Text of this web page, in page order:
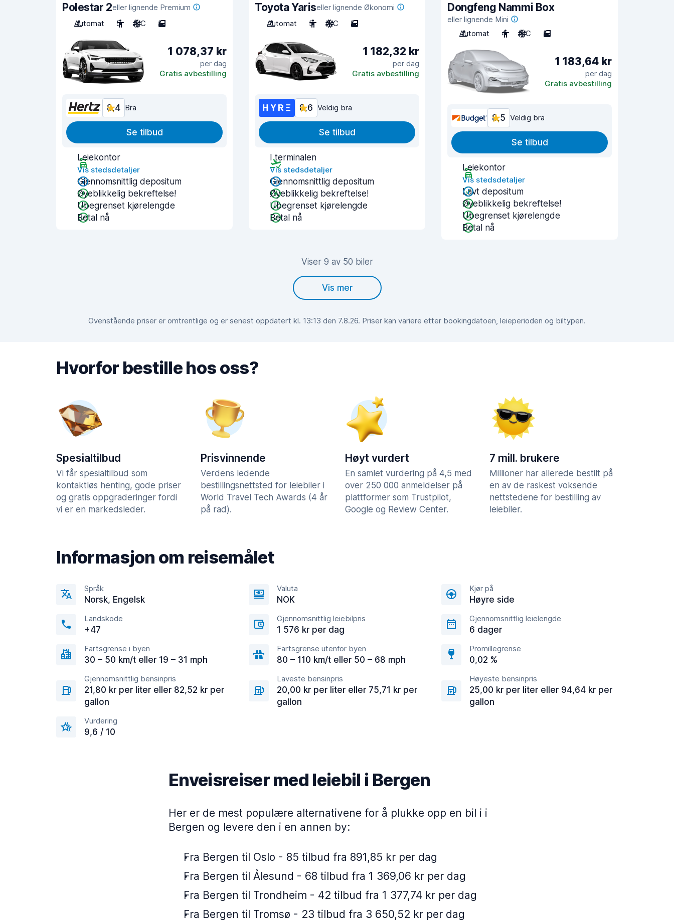
Polestar 2eller lignende Premium
Automat
5 A/C 5
1 078,37 kr
per dag
Gratis avbestilling
8,4 Bra
Se tilbud
Leiekontor
Vis stedsdetaljer
Gjennomsnittlig depositum
Øyeblikkelig bekreftelse!
Ubegrenset kjørelengde
Betal nå
Toyota Yariseller lignende Økonomi
Automat
5 A/C 5
1 182,32 kr
per dag
Gratis avbestilling
8,6 Veldig bra
Se tilbud
I terminalen
Vis stedsdetaljer
Gjennomsnittlig depositum
Øyeblikkelig bekreftelse!
Ubegrenset kjørelengde
Betal nå
Dongfeng Nammi Box
eller lignende Mini
Automat
4 A/C 5
1 183,64 kr
per dag
Gratis avbestilling
8,5 Veldig bra
Se tilbud
Leiekontor
Vis stedsdetaljer
Lavt depositum
Øyeblikkelig bekreftelse!
Ubegrenset kjørelengde
Betal nå
Viser 9 av 50 biler
Vis mer
Ovenstående priser er omtrentlige og er senest oppdatert kl. 13:13 den 7.8.26. Priser kan variere etter bookingdatoen, leieperioden og biltypen.
Hvorfor bestille hos oss?
Spesialtilbud
Vi får spesialtilbud som
kontaktløs henting, gode priser
og gratis oppgraderinger fordi
vi er en markedsleder.
Prisvinnende
Verdens ledende
bestillingsnettsted for leiebiler i
World Travel Tech Awards (4 år
på rad).
Høyt vurdert
En samlet vurdering på 4,5 med
over 250 000 anmeldelser på
plattformer som Trustpilot,
Google og Review Center.
7 mill. brukere
Millioner har allerede bestilt på
en av de raskest voksende
nettstedene for bestilling av
leiebiler.
Informasjon om reisemålet
Språk
Norsk, Engelsk
Valuta
NOK
Kjør på
Høyre side
Landskode
+47
Gjennomsnittlig leiebilpris
1 576 kr per dag
Gjennomsnittlig leielengde
6 dager
Fartsgrense i byen
30 – 50 km/t eller 19 – 31 mph
Fartsgrense utenfor byen
80 – 110 km/t eller 50 – 68 mph
Promillegrense
0,02 %
Gjennomsnittlig bensinpris
21,80 kr per liter eller 82,52 kr per
gallon
Laveste bensinpris
20,00 kr per liter eller 75,71 kr per
gallon
Høyeste bensinpris
25,00 kr per liter eller 94,64 kr per
gallon
Vurdering
9,6 / 10
Enveisreiser med leiebil i Bergen
Her er de mest populære alternativene for å plukke opp en bil i i
Bergen og levere den i en annen by:
Fra Bergen til Oslo - 85 tilbud fra 891,85 kr per dag
Fra Bergen til Ålesund - 68 tilbud fra 1 369,06 kr per dag
Fra Bergen til Trondheim - 42 tilbud fra 1 377,74 kr per dag
Fra Bergen til Tromsø - 23 tilbud fra 3 650,52 kr per dag